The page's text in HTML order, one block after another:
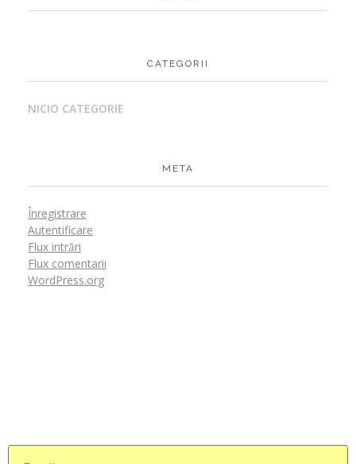
CATEGORII
NICIO CATEGORIE
META
Înregistrare
Autentificare
Flux intrări
Flux comentarii
WordPress.org